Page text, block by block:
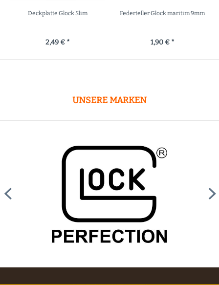
Deckplatte Glock Slim
2,49 € *
Federteller Glock maritim 9mm
1,90 € *
UNSERE MARKEN